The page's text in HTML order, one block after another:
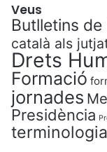
Veus
Butlletins
català als
Drets
Formació
jornades
Presidència